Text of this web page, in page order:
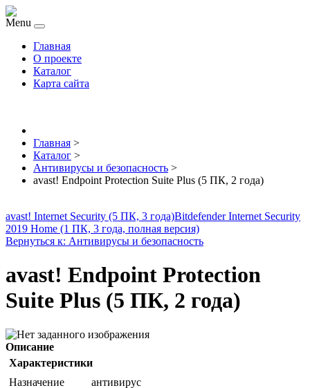
Menu
Главная
О проекте
Каталог
Карта сайта
Главная >
Каталог >
Антивирусы и безопасность >
avast! Endpoint Protection Suite Plus (5 ПК, 2 года)
avast! Internet Security (5 ПК, 3 года)Bitdefender Internet Security
2019 Home (1 ПК, 3 года, полная версия)
Вернуться к: Антивирусы и безопасность
avast! Endpoint Protection
Suite Plus (5 ПК, 2 года)
Описание
Характеристики
Назначение
антивирус